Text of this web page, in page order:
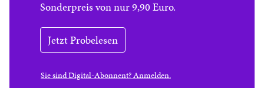
Sonderpreis von nur 9,90 Euro.
Jetzt Probelesen
Sie sind Digital-Abonnent? Anmelden.